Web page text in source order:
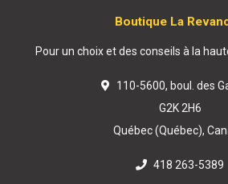
Boutique La
Pour un choix et des conseils à la
110-5600, boul. des
G2K 2H6
Québec (Québec),
418 263-5389